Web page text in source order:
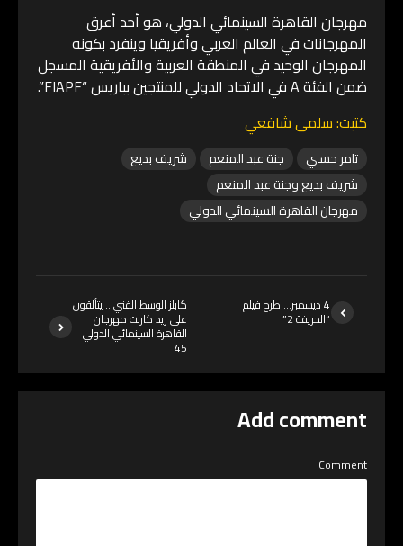
مهرجان القاهرة السينمائي الدولي، هو أحد أعرق
المهرجانات في العالم العربي وأفريقيا وينفرد بكونه
المهرجان الوحيد في المنطقة العربية والأفريقية المسجل
ضمن الفئة A في الاتحاد الدولي للمنتجين بباريس “FIAPF”.
كتبت: سلمى شافعي
تامر حسني جنة عبد المنعم
شريف بديع
شريف بديع وجنة عبد المنعم
مهرجان القاهرة السينمائي الدولي
4 ديسمبر… طرح فيلم
“الحريفة 2”
كابلز الوسط الفني… يتألقون
على ريد كاربت مهرجان
القاهرة السينمائي الدولي
45
Add comment
Comment